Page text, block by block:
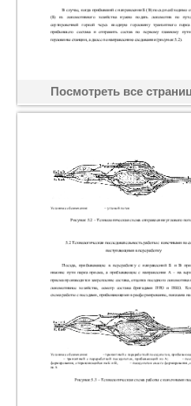
Посмотреть все